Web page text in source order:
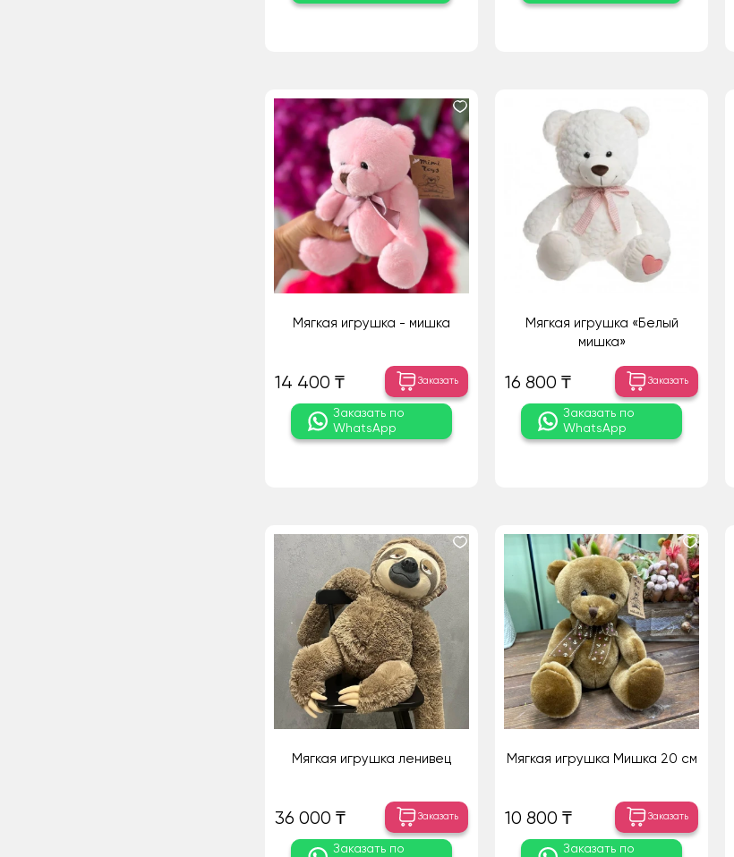
Мягкая игрушка - мишка
14 400 ₸ Заказать
Заказать по
WhatsApp
Мягкая игрушка «Белый
мишка»
16 800 ₸ Заказать
Заказать по
WhatsApp
Мягкая игрушка ленивец
36 000 ₸ Заказать
Заказать по
Мягкая игрушка Мишка 20 см
10 800 ₸ Заказать
Заказать по